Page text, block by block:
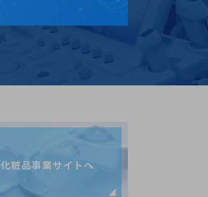
化粧品事業サイトへ